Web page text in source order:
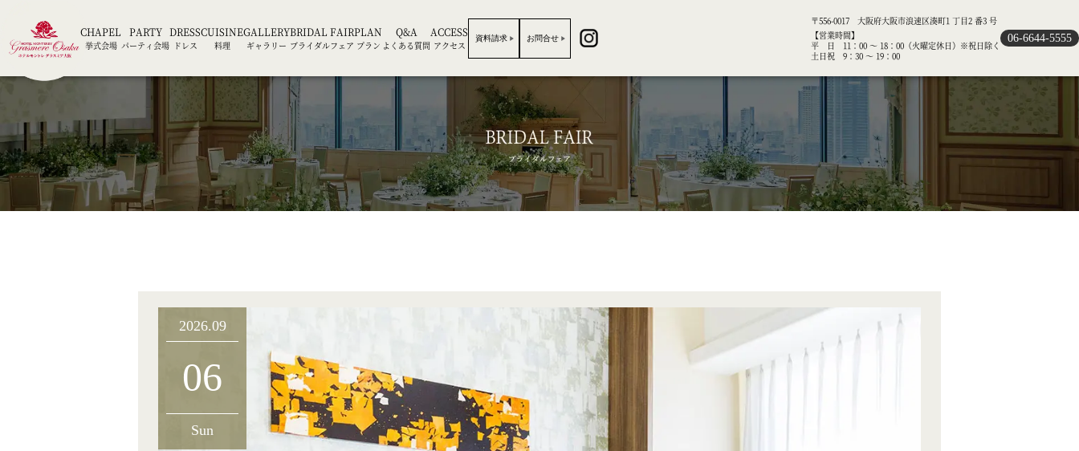
CHAPEL
挙式会場
PARTY
パーティ会場
DRESS
ドレス
CUISINE
料理
GALLERY
ギャラリー
BRIDAL FAIR
ブライダルフェア
PLAN
プラン
Q&A
よくある質問
ACCESS
アクセス
資料請求 お問合せ
〒556-0017 大阪府大阪市浪速区湊町1 丁目2 番3 号
【営業時間】
平 日 11：00 ～ 18：00（火曜定休日）※祝日除く
土日祝 9：30 ～ 19：00
06-6644-5555
2026.09
06
Sun